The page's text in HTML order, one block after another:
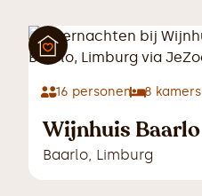
16 personen 8 kamers
Wijnhuis Baarlo
Baarlo, Limburg